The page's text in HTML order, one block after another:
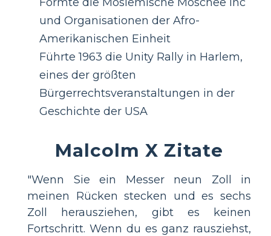
und Organisationen der Afro-
Amerikanischen Einheit
Führte 1963 die Unity Rally in Harlem,
eines der größten
Bürgerrechtsveranstaltungen in der
Geschichte der USA
Malcolm X Zitate
"Wenn Sie ein Messer neun Zoll in
meinen Rücken stecken und es sechs
Zoll herausziehen, gibt es keinen
Fortschritt. Wenn du es ganz rausziehst,